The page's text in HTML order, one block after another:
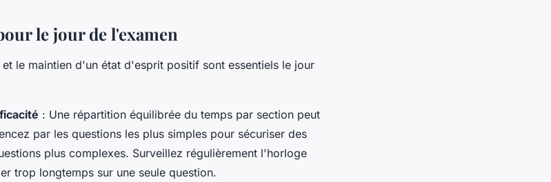
le jour de l'examen
le maintien d'un état d'esprit positif sont essentiels le jour
: Une répartition équilibrée du temps par section peut
par les questions les plus simples pour sécuriser des
plus complexes. Surveillez régulièrement l'horloge
trop longtemps sur une seule question.